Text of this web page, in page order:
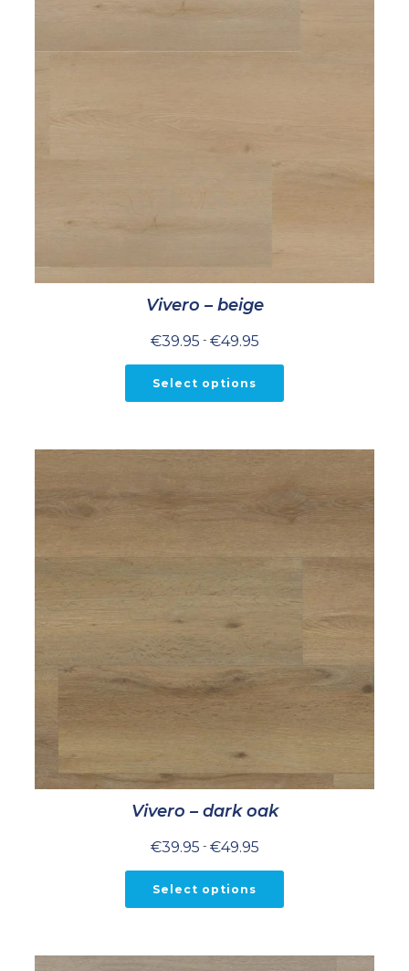
Vivero – beige
€39.95 - €49.95Prijsklasse:
tot
Select options
Vivero – dark oak
€39.95 - €49.95Prijsklasse:
tot
Select options